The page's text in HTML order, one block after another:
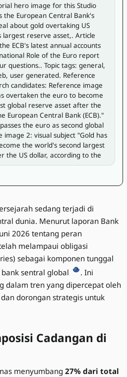
hero image for this Studio
the European Central Bank's
about gold overtaking US
largest reserve asset,. Article
ECB's latest annual accounts
Role of the Euro report
questions.. Topic tags: general,
user generated. Reference
candidates: Reference image
overtaken the euro to become
global reserve asset after the
European Central Bank (ECB)."
the euro as second global
image 2: visual subject "Gold has
the world's second largest
the US dollar, according to the
sedang terjadi di
dunia. Menurut laporan Bank
2026 tentang peran
melampaui obligasi
sebagai komponen tunggal
sentral global
. Ini
dalam tren yang dipercepat oleh
dorongan strategis untuk
Cadangan di
menyumbang 27% dari total